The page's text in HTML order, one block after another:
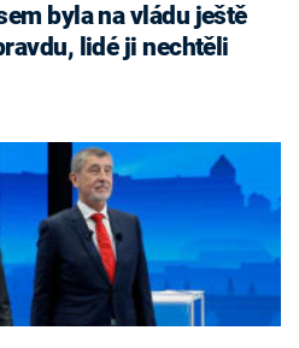
byla na vládu ještě
lidé ji nechtěli